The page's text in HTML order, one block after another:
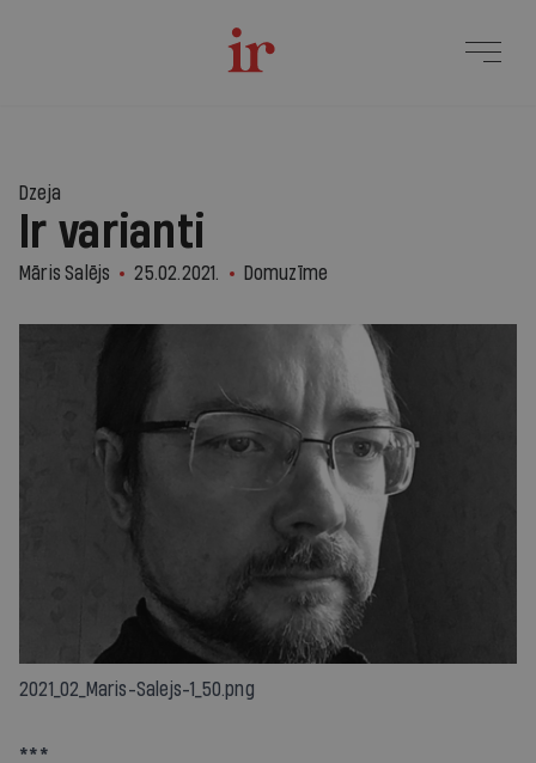
Dzeja
Ir varianti
Māris Salējs 25.02.2021. Domuzīme
2021_02_Maris-Salejs-1_50.png